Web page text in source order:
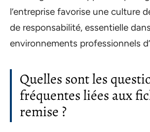
l’entreprise favorise une culture
de responsabilité, essentielle
environnements professionnels
Quelles sont les
fréquentes liées aux
remise ?